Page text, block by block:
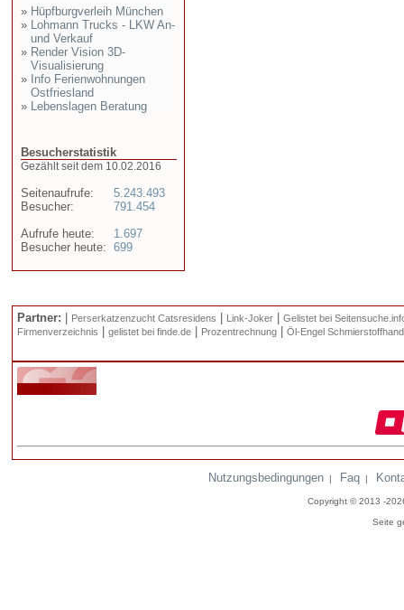
» Hüpfburgverleih München
» Lohmann Trucks - LKW An-
und Verkauf
» Render Vision 3D-
Visualisierung
» Info Ferienwohnungen
Ostfriesland
» Lebenslagen Beratung
Besucherstatistik
Gezählt seit dem 10.02.2016
Seitenaufrufe:
Besucher:
Aufrufe heute:
Besucher heute:
5.243.493
791.454
1.697
699
Partner: Perserkatzenzucht Catsresidens Link-Joker
Gelistet bei
Firmenverzeichnis
gelistet bei finde.de Prozentrechnung Öl-Engel
Nutzungsbedingungen | Faq |
Copyright © 2013 -
Seite